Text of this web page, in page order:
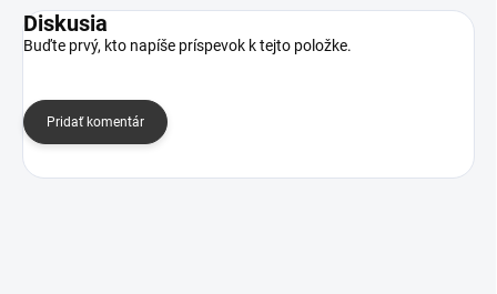
Diskusia
Buďte prvý, kto napíše príspevok k tejto položke.
Pridať komentár